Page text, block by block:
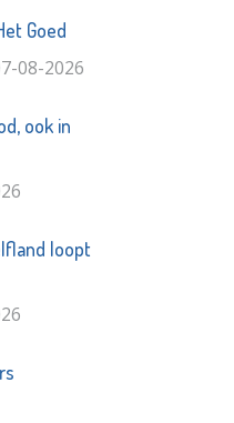
Goed
08-2026
ook in
loopt